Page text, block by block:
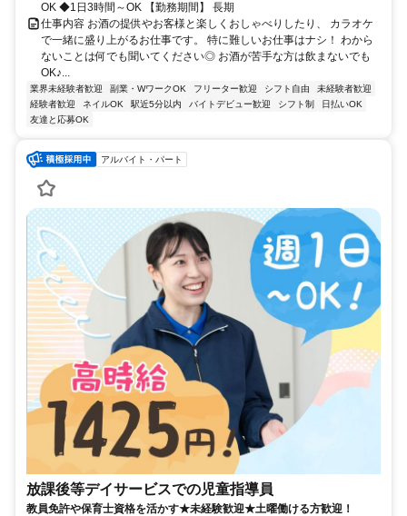
OK ◆1日3時間～OK 【勤務期間】 長期
仕事内容 お酒の提供やお客様と楽しくおしゃべりしたり、 カラオケ
で一緒に盛り上がるお仕事です。 特に難しいお仕事はナシ！ わから
ないことは何でも聞いてください◎ お酒が苦手な方は飲まないでも
OK♪...
業界未経験者歓迎 副業・WワークOK フリーター歓迎 シフト自由
未経験者歓迎
経験者歓迎
ネイルOK 駅近5分以内 バイトデビュー歓迎 シフト制
日払いOK
友達と応募OK
アルバイト・パート
放課後等デイサービスでの児童指導員
教員免許や保育士資格を活かす★未経験歓迎★土曜働ける方歓迎！